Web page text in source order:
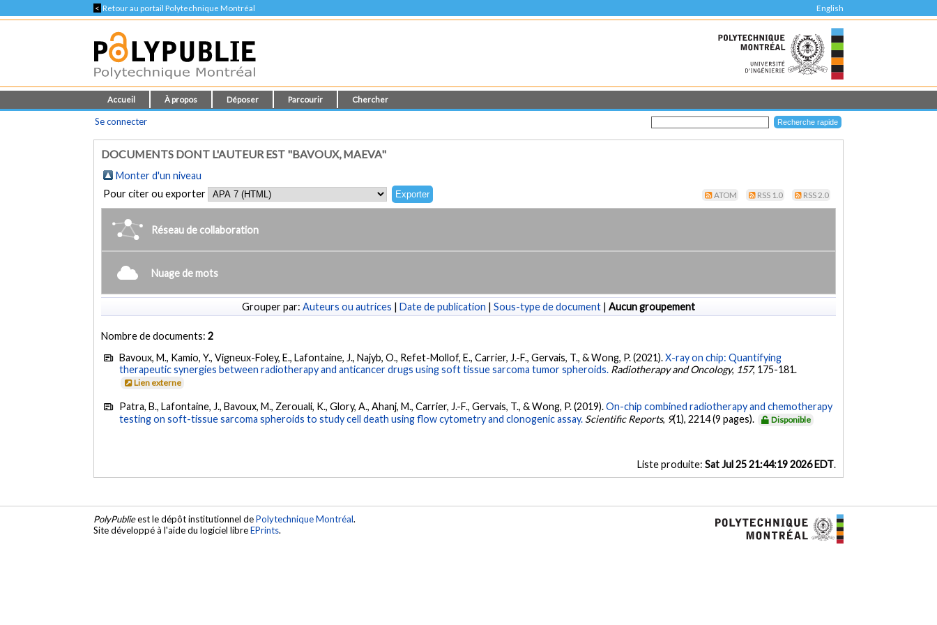
< Retour au portail Polytechnique Montréal English
Accueil À propos Déposer Parcourir Chercher
Se connecter
DOCUMENTS DONT L'AUTEUR EST "BAVOUX, MAEVA"
Monter d'un niveau
Pour citer ou exporter
ATOM RSS 1.0 RSS 2.0
Réseau de collaboration
Nuage de mots
Grouper par: Auteurs ou autrices | Date de publication | Sous-type de document | Aucun groupement
Nombre de documents:2
Bavoux, M., Kamio, Y., Vigneux-Foley, E., Lafontaine, J., Najyb, O., Refet-Mollof, E., Carrier, J.-F., Gervais, T., & Wong, P. (2021).X-ray on chip: Quantifying
therapeutic synergies between radiotherapy and anticancer drugs using soft tissue sarcoma tumor spheroids. Radiotherapy and Oncology, 157, 175-181.
Lien externe
Patra, B., Lafontaine, J., Bavoux, M., Zerouali, K., Glory, A., Ahanj, M., Carrier, J.-F., Gervais, T., & Wong, P. (2019).On-chip combined radiotherapy and chemotherapy
testing on soft-tissue sarcoma spheroids to study cell death using flow cytometry and clonogenic assay. Scientific Reports, 9(1), 2214 (9 pages). Disponible
Liste produite: Sat Jul 25 21:44:19 2026 EDT.
PolyPublieest le dépôt institutionnel dePolytechnique Montréal.
Site développé à l'aide du logiciel libreEPrints.